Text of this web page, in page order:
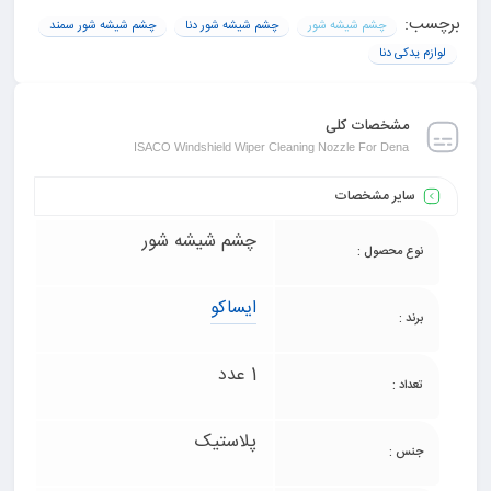
برچسب: چشم شیشه شور چشم شیشه شور دنا
چشم شیشه شور سمند
لوازم یدکی دنا
مشخصات کلی
ISACO Windshield Wiper Cleaning Nozzle For Dena
سایر مشخصات
نوع محصول : چشم شیشه شور
برند : ایساکو
تعداد : 1 عدد
جنس : پلاستیک